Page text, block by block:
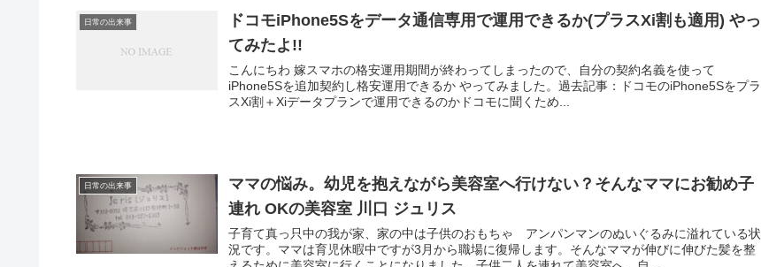
日常の出来事
ドコモiPhone5Sをデータ通信専用で運用できるか(プラスXi割も適用) やっ
てみたよ!!
こんにちわ 嫁スマホの格安運用期間が終わってしまったので、自分の契約名義を使って
iPhone5Sを追加契約し格安運用できるか やってみました。過去記事：ドコモのiPhone5Sをプラ
スXi割＋Xiデータプランで運用できるのかドコモに聞くため...
日常の出来事
ママの悩み。幼児を抱えながら美容室へ行けない？そんなママにお勧め子
連れ OKの美容室 川口 ジュリス
子育て真っ只中の我が家、家の中は子供のおもちゃ アンパンマンのぬいぐるみに溢れている状
況です。ママは育児休暇中ですが3月から職場に復帰します。そんなママが伸びに伸びた髪を整